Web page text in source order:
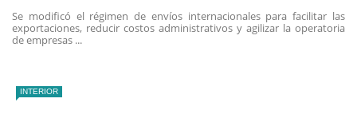
Se modificó el régimen de envíos internacionales para facilitar las
exportaciones, reducir costos administrativos y agilizar la operatoria
de empresas ...
INTERIOR